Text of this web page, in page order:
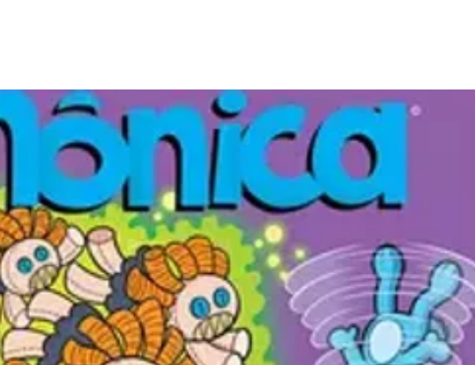
histórias de missionários
pessoas e queria fazer o mesmo.
passou o resto de sua vida
doentes e pobres em todo o
agora é lembrada como Santa
Calcutá. Este livro comovente
ilustrações elegantes e peculiares
do tempo biográfica com fotos
e um perfil detalhado da vida
Madre Teresa.